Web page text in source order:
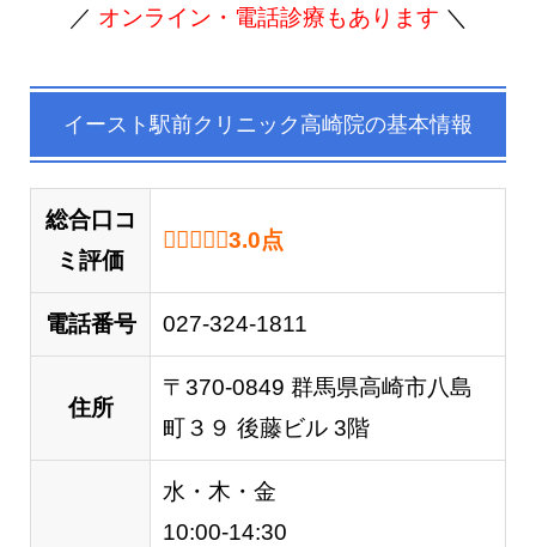
／ オンライン・電話診療もあります ＼
イースト駅前クリニック高崎院の基本情報
総合口コ
ミ評価
3.0 out of 5.0 stars
3.0点
電話番号 027-324-1811
住所
〒370-0849 群馬県高崎市八島
町３９ 後藤ビル 3階
水・木・金
10:00-14:30